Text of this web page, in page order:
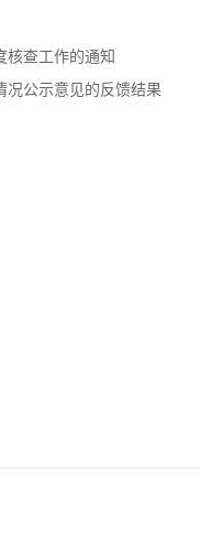
核查工作的通知
况公示意见的反馈结果